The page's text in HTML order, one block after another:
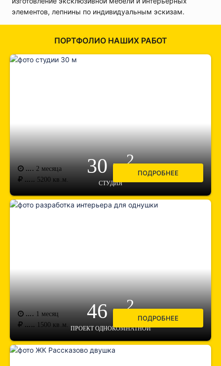
элементов, лепнины по индивидуальным эскизам.
ПОРТФОЛИО НАШИХ РАБОТ
30 м2
СТУДИЯ
.... 2 месяца
..... 5200 кв.м.
ПОДРОБНЕЕ
46 м2
ПРОЕКТ ОДНОКОМНАТНОЙ
.... 1 месяц
..... 1500 кв.м.
ПОДРОБНЕЕ